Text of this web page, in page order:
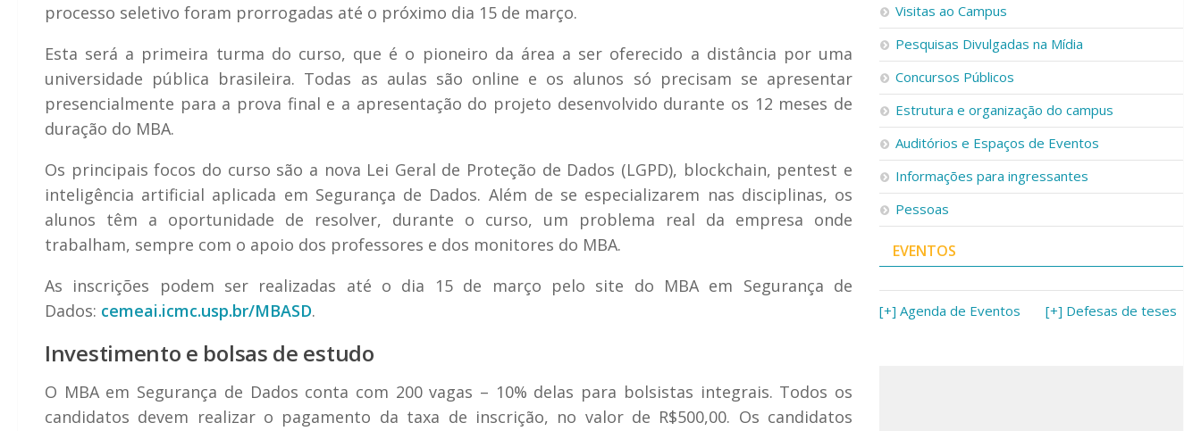
processo seletivo foram prorrogadas até o próximo dia 15 de março.
Esta será a primeira turma do curso, que é o pioneiro da área a ser oferecido a distância por uma
universidade pública brasileira. Todas as aulas são online e os alunos só precisam se apresentar
presencialmente para a prova final e a apresentação do projeto desenvolvido durante os 12 meses de
duração do MBA.
Os principais focos do curso são a nova Lei Geral de Proteção de Dados (LGPD), blockchain, pentest e
inteligência artificial aplicada em Segurança de Dados. Além de se especializarem nas disciplinas, os
alunos têm a oportunidade de resolver, durante o curso, um problema real da empresa onde
trabalham, sempre com o apoio dos professores e dos monitores do MBA.
As inscrições podem ser realizadas até o dia 15 de março pelo site do MBA em Segurança de
Dados: cemeai.icmc.usp.br/MBASD.
Investimento e bolsas de estudo
O MBA em Segurança de Dados conta com 200 vagas – 10% delas para bolsistas integrais. Todos os
candidatos devem realizar o pagamento da taxa de inscrição, no valor de R$500,00. Os candidatos
Visitas ao Campus
Pesquisas Divulgadas na Mídia
Concursos Públicos
Estrutura e organização do campus
Auditórios e Espaços de Eventos
Informações para ingressantes
Pessoas
EVENTOS
[+] Agenda de Eventos [+] Defesas de teses